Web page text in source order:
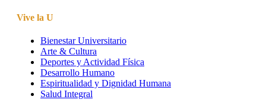
Vive la U
Bienestar Universitario
Arte & Cultura
Deportes y Actividad Física
Desarrollo Humano
Espiritualidad y Dignidad Humana
Salud Integral